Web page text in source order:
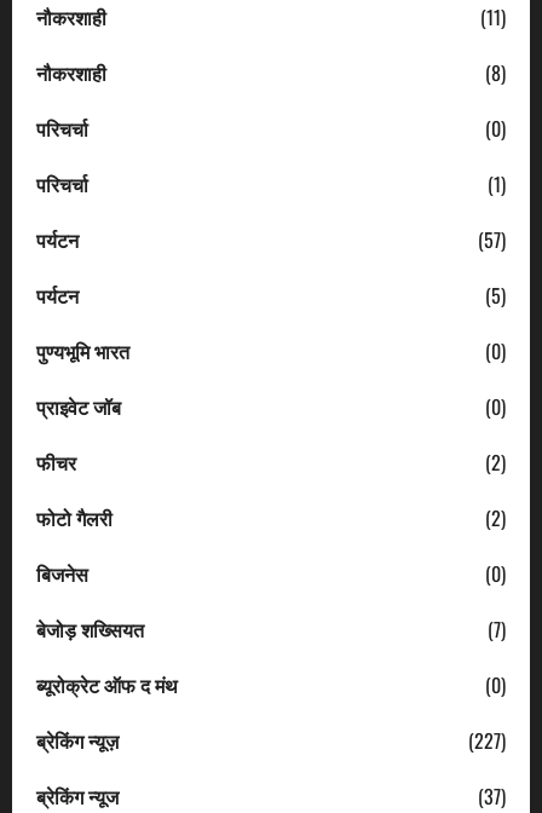
नौकरशाही
(11)
नौकरशाही
(8)
परिचर्चा
(0)
परिचर्चा
(1)
पर्यटन
(57)
पर्यटन
(5)
पुण्यभूमि भारत
(0)
प्राइवेट जॉब
(0)
फीचर
(2)
फोटो गैलरी
(2)
बिजनेस
(0)
बेजोड़ शख्सियत
(7)
ब्यूरोक्रेट ऑफ द मंथ
(0)
ब्रेकिंग न्यूज़
(227)
ब्रेकिंग न्यूज
(37)